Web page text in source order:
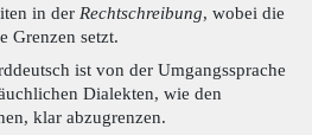
in der Rechtschreibung, wobei die
Grenzen setzt.
ist von der Umgangssprache
Dialekten, wie den
klar abzugrenzen.